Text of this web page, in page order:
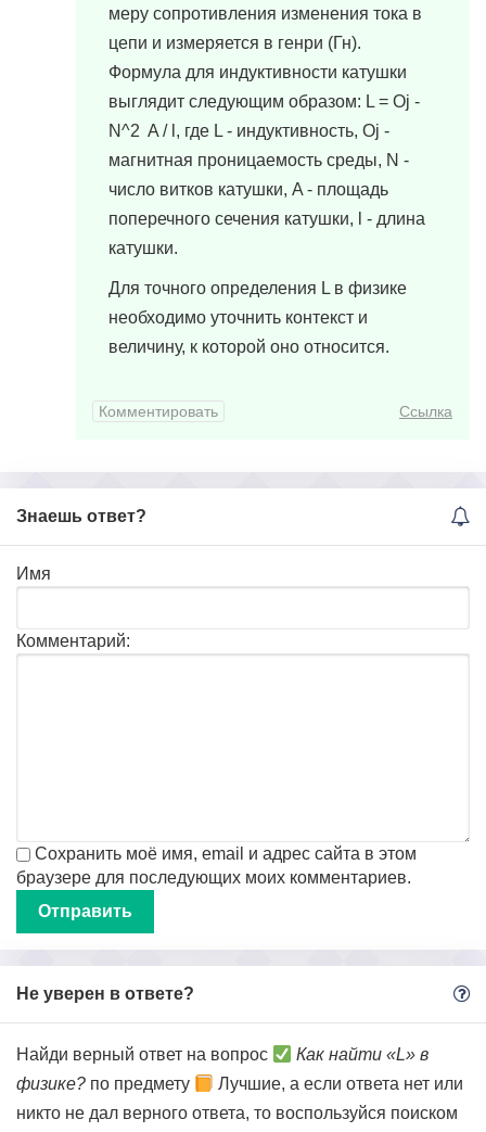
меру сопротивления изменения тока в
цепи и измеряется в генри (Гн).
Формула для индуктивности катушки
выглядит следующим образом: L = Ој ­
N^2 ­ A / l, где L - индуктивность, Ој -
магнитная проницаемость среды, N -
число витков катушки, A - площадь
поперечного сечения катушки, l - длина
катушки.
Для точного определения L в физике
необходимо уточнить контекст и
величину, к которой оно относится.
Комментировать Ссылка
Знаешь ответ?
Имя
Комментарий:
Сохранить моё имя, email и адрес сайта в этом
браузере для последующих моих комментариев.
Не уверен в ответе?
Найди верный ответ на вопрос
Как найти «L» в
физике? по предмету
Лучшие, а если ответа нет или
никто не дал верного ответа, то воспользуйся поиском